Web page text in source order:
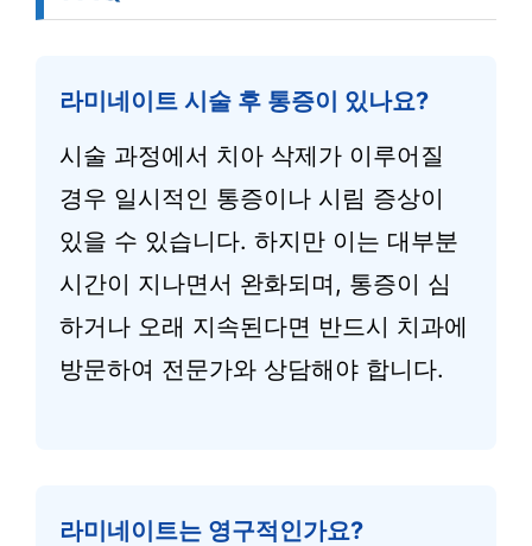
라미네이트 시술 후 통증이 있나요?
시술 과정에서 치아 삭제가 이루어질
경우 일시적인 통증이나 시림 증상이
있을 수 있습니다. 하지만 이는 대부분
시간이 지나면서 완화되며, 통증이 심
하거나 오래 지속된다면 반드시 치과에
방문하여 전문가와 상담해야 합니다.
라미네이트는 영구적인가요?